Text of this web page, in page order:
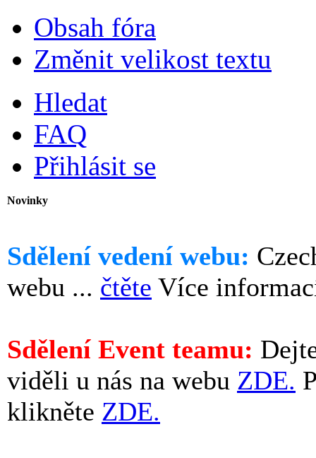
Obsah fóra
Změnit velikost textu
Hledat
FAQ
Přihlásit se
Novinky
Sdělení vedení webu:
webu ... čtěte Více
Sdělení Event teamu:
viděli u nás na webu ZDE.
klikněte ZDE.